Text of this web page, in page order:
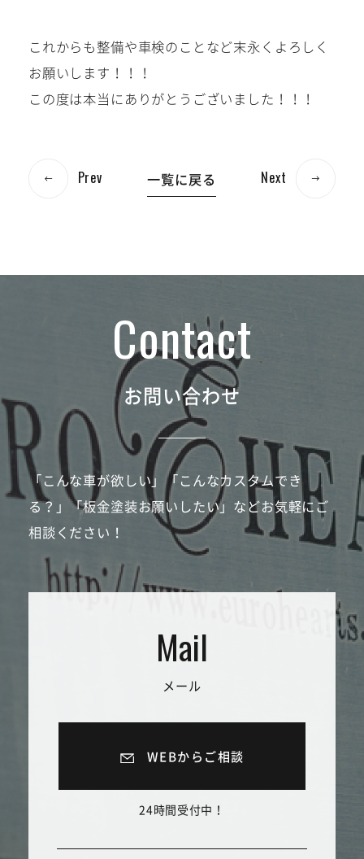
これからも整備や車検のことなど末永くよろしく
お願いします！！！
この度は本当にありがとうございました！！！
Prev 一覧に戻る Next
お問い合わせ
「こんな車が欲しい」「こんなカスタムでき
る？」「板金塗装お願いしたい」などお気軽にご
相談ください！
メール
WEBからご相談
24時間受付中！